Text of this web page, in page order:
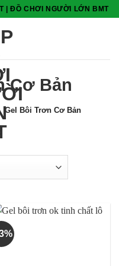
| ĐỒ CHƠI NGƯỜI LỚN BMT
Cơ Bản
Gel Bôi Trơn Cơ Bản